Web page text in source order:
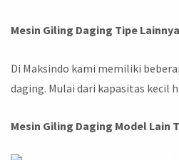
Mesin Giling Daging Tipe Lainnya
Di Maksindo kami memiliki
daging. Mulai dari kapasitas kecil
Mesin Giling Daging Model Lain